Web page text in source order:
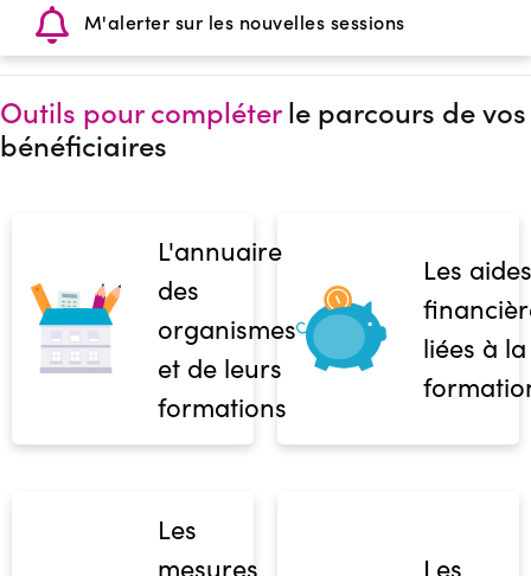
M'alerter sur les nouvelles sessions
Outils pour compléterle parcours de vos
bénéficiaires
L'annuaire
des
organismes
et de leurs
formations
Les aides
liées à la
Les
mesures
Les